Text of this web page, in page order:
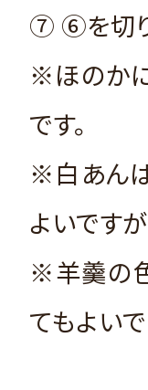
⑦ ⑥を切
※ほのか
です。
※白あん
よいです
※羊羹の
てもよいで